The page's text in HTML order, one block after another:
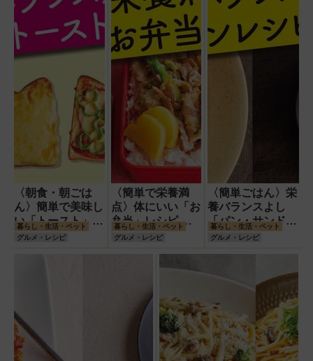
〈朝食・朝ごは
ん〉簡単で美味し
い「トースト」レ
シピ 栄養バラン
暮らし・生活・ペット
グルメ・レシピ
〈簡単で栄養満
点〉体にいい「お
弁当」レシピ 栄
養バランスがとれ
暮らし・生活・ペット
グルメ・レシピ
〈簡単ごはん〉栄
養バランスよし
「パン・サンドイ
ッチ」レシピで手
暮らし・生活・ペット
グルメ・レシピ